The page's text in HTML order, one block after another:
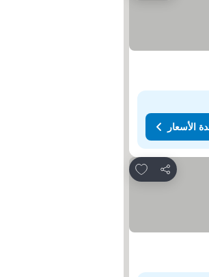
الأسعار
مشاركة
Add to favorites